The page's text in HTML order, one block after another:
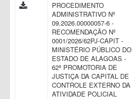
PROCEDIMENTO
ADMINISTRATIVO Nº
09.2026.00000057-6 -
RECOMENDAÇÃO Nº
0001/2026/62PJ-CAPIT -
MINISTÉRIO PÚBLICO DO
ESTADO DE ALAGOAS -
62ª PROMOTORIA DE
JUSTIÇA DA CAPITAL DE
CONTROLE EXTERNO DA
ATIVIDADE POLICIAL